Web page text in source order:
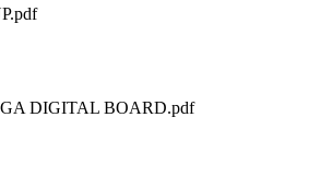
DIGITAL BOARD.pdf